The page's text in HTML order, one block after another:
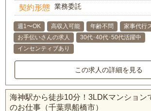
契約形態 業務委託
週1〜OK 高収入可能 年齢不問
家事代行
お手伝いさんの求人
30代･40代･50代活躍中
インセンティブあり
この求人の詳細を見る
海神駅から徒歩10分！3LDKマンション
のお仕事（千葉県船橋市）